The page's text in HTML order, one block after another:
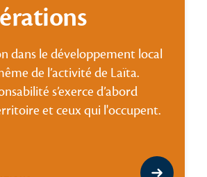
dans le développement local
de l’activité de Laïta.
s’exerce d’abord
et ceux qui l'occupent.